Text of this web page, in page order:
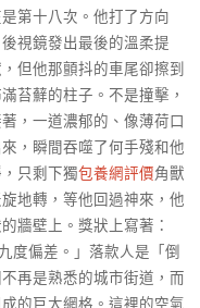
第十八次。他打了方向
視鏡發出最後的溫柔提
但他那顫抖的車尾卻擦到
苔蘚的柱子。不是撞擊，
，一道濃郁的、像薄荷口
，瞬間吞噬了何手殘和他
只剩下獨包養網評價角獸
地轉，等他回過神來，他
牆壁上。獎狀上寫著：
度偏差。」落款人是「倒
再是熟悉的城市街道，而
的巨大網格。這裡的空氣